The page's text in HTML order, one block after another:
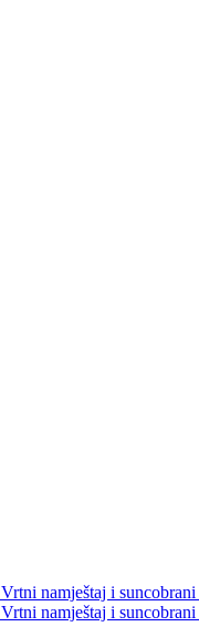
Vrtni namještaj i suncobrani
Vrtni namještaj i suncobrani